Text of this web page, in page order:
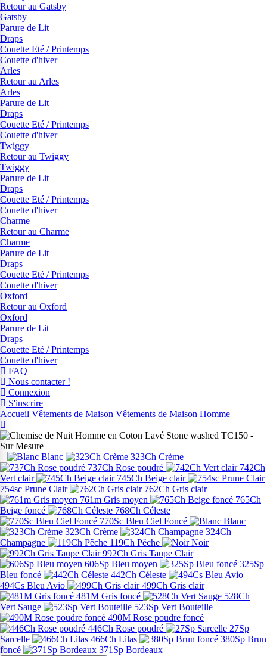
Retour au Gatsby
Gatsby
Parure de Lit
Draps
Couette Eté / Printemps
Couette d'hiver
Arles
Retour au Arles
Arles
Parure de Lit
Draps
Couette Eté / Printemps
Couette d'hiver
Twiggy
Retour au Twiggy
Twiggy
Parure de Lit
Draps
Couette Eté / Printemps
Couette d'hiver
Charme
Retour au Charme
Charme
Parure de Lit
Draps
Couette Eté / Printemps
Couette d'hiver
Oxford
Retour au Oxford
Oxford
Parure de Lit
Draps
Couette Eté / Printemps
Couette d'hiver
FAQ
Nous contacter !
Connexion
S'inscrire
Accueil Vêtements de Maison Vêtements de Maison Homme
Blanc
323Ch Crème
737Ch Rose poudré
742Ch
Vert clair
745Ch Beige clair
754sc Prune Clair
762Ch Gris clair
761m Gris moyen
765Ch
Beige foncé
768Ch Céleste
770Sc Bleu Ciel Foncé
Blanc
323Ch Crème
324Ch
Champagne
119Ch Pêche
Noir
992Ch Gris Taupe Clair
606Sp Bleu moyen
325Sp
Bleu foncé
442Ch Céleste
494Cs Bleu Avio
499Ch Gris clair
481M Gris foncé
528Ch
Vert Sauge
523Sp Vert Bouteille
490M Rose poudre foncé
446Ch Rose poudré
27Sp
Sarcelle
466Ch Lilas
380Sp Brun
foncé
371Sp Bordeaux